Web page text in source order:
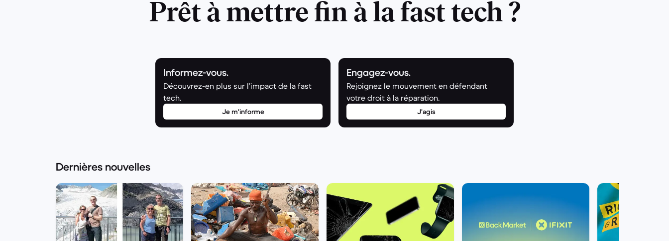
Prêt à mettre fin à la fast tech ?
Informez-vous.
Découvrez-en plus sur l’impact de la fast
tech.
Je m'informe
Engagez-vous.
Rejoignez le mouvement en défendant
votre droit à la réparation.
J'agis
Dernières nouvelles